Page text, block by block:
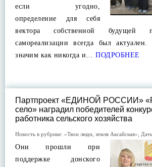
если угодно,
определение для себя
вектора собственной будущей
самореализации всегда был
значим как никогда и… ПОДРОБНЕЕ
Партпроект «ЕДИНОЙ РОССИИ»
село» наградил победителей
работника сельского хозяйства
Новость в рубрике: «Твои люди, земля Аксайская»
Они прошли при
поддержке донского